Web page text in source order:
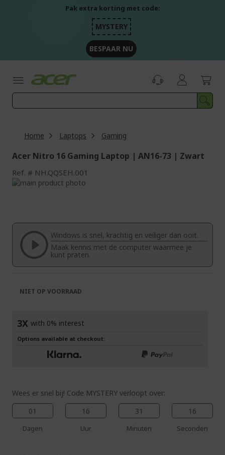
Pak extra korting met code:
MYSTERY
BESPAAR NU
Home Laptops Gaming
Acer Nitro 16 Gaming Laptop | AN16-73 | Zwart
Ref. NH.QQSEH.001
Ga
van
afbeeldingen-
gallerij
begin
afbeeldingen-
gallerij
Windows is snel, krachtig en veiliger dan ooit.
Maak kennis met de computer waarmee je
kunt praten.
Wees er snel bij! Code MYSTERY verloopt over:
01
Dagen
16
Uur
31
Minuten
15
Seconden
NIET OP VOORRAAD
3X with 0% interest
Options available at checkout: